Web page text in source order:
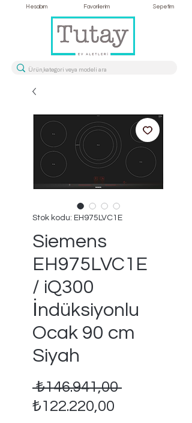
Hesabım Favorilerim Sepetim
Stok kodu: EH975LVC1E
Siemens
EH975LVC1E
/ iQ300
İndüksiyonlu
Ocak 90 cm
Siyah
₺146.941,00 Normal
₺122.220,00